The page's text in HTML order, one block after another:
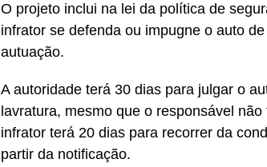
O projeto inclui na lei da política de
infrator se defenda ou impugne o auto
autuação.
A autoridade terá 30 dias para julgar o
lavratura, mesmo que o responsável
infrator terá 20 dias para recorrer da
partir da notificação.